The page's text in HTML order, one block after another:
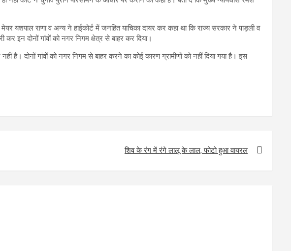
यशपाल राणा व अन्य ने हाईकोर्ट में जनहित याचिका दायर कर कहा था कि राज्य सरकार ने पाड़ली व
इन दोनों गांवों को नगर निगम क्षेत्र से बाहर कर दिया।
है। दोनों गांवों को नगर निगम से बाहर करने का कोई कारण ग्रामीणों को नहीं दिया गया है। इस
शिव के रंग में रंगे लालू के लाल, फोटो हुआ वायरल